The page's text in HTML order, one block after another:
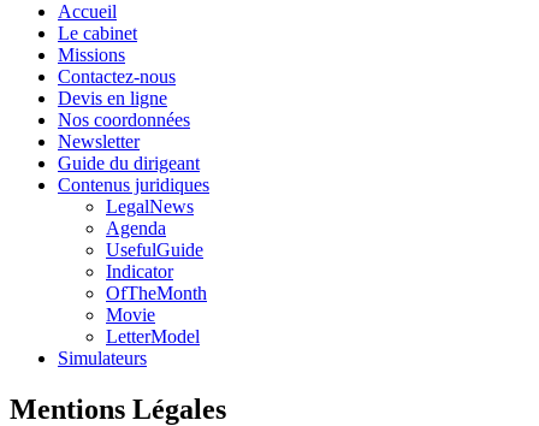
Accueil
Le cabinet
Missions
Contactez-nous
Devis en ligne
Nos coordonnées
Newsletter
Guide du dirigeant
Contenus juridiques
LegalNews
Agenda
UsefulGuide
Indicator
OfTheMonth
Movie
LetterModel
Simulateurs
Mentions Légales